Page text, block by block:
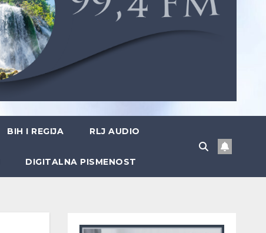
BIH I REGIJA RLJ AUDIO
DIGITALNA PISMENOST